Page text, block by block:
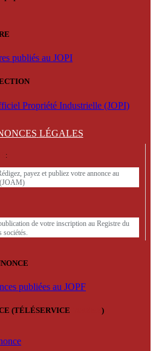
publiés au JOPI
Propriété Industrielle (JOPI)
LÉGALES
:
payez et publiez votre annonce au
de votre inscription au Registre du
sociétés.
publiées au JOPF
(TÉLÉSERVICE )